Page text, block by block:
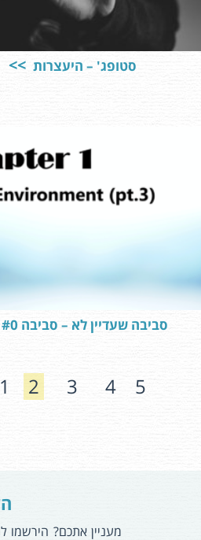
סטופג' – היעצרות
סביבה שעדיין לא – סביבה #0
1 2 3 4 5
מעניין אתכם? הירשמו